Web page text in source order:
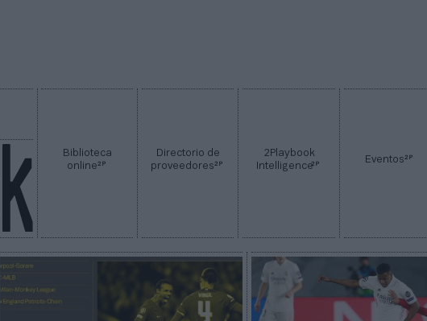
Biblioteca
online2P
Directorio de
proveedores2P
2Playbook
Intelligence2P Eventos2P